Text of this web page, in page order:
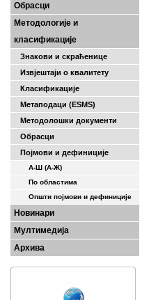
Обрасци
Методологије и
класификације
Знакови и скраћенице
Извјештаји о квалитету
Класификације
Метаподаци (ESMS)
Методолошки документи
Обрасци
Појмови и дефиниције
А-Ш (A-Ж)
По областима
Општи појмови и дефиниције
Новинари
Мултимедија
Архива